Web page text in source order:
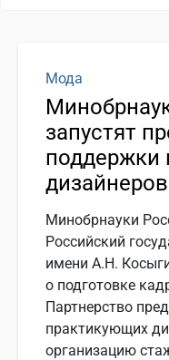
Мода
запустят
дизайнеров
Минобрнауки
Российский
имени А.Н.
о подготовке
Партнерство
практикующих
организацию